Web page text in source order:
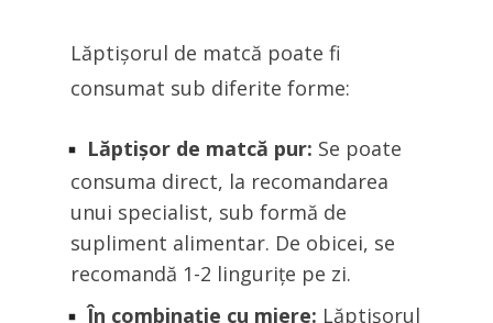
Lăptișorul de matcă poate fi
consumat sub diferite forme:
Lăptișor de matcă pur: Se poate
consuma direct, la recomandarea
unui specialist, sub formă de
supliment alimentar. De obicei, se
recomandă 1-2 lingurițe pe zi.
În combinație cu miere: Lăptișorul